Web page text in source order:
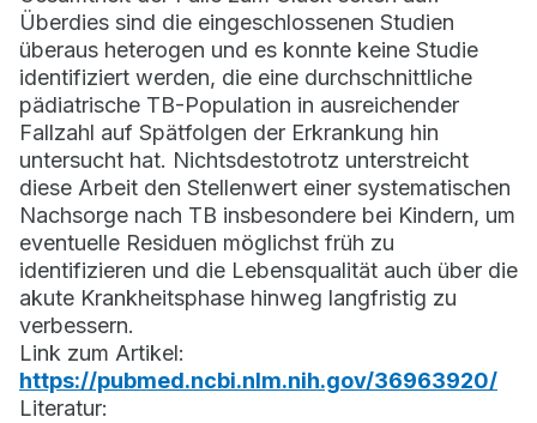
Überdies sind die eingeschlossenen Studien
überaus heterogen und es konnte keine Studie
identifiziert werden, die eine durchschnittliche
pädiatrische TB-Population in ausreichender
Fallzahl auf Spätfolgen der Erkrankung hin
untersucht hat. Nichtsdestotrotz unterstreicht
diese Arbeit den Stellenwert einer systematischen
Nachsorge nach TB insbesondere bei Kindern, um
eventuelle Residuen möglichst früh zu
identifizieren und die Lebensqualität auch über die
akute Krankheitsphase hinweg langfristig zu
verbessern.
Link zum Artikel:
https://pubmed.ncbi.nlm.nih.gov/36963920/
Literatur: